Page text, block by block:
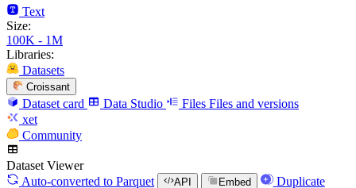
Text
Size:
100K - 1M
Libraries:
Datasets
Croissant
Dataset card Data Studio Files Files and versions
xet
Community
Dataset Viewer
Auto-converted to Parquet API Embed Duplicate